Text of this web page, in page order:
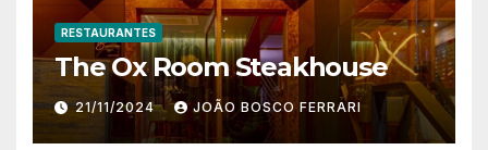
RESTAURANTES
The Ox Room Steakhouse
21/11/2024 JOÃO BOSCO FERRARI